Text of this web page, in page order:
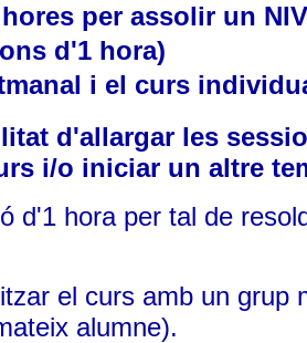
per assolir un
d'1 hora)
i el curs
d'allargar les
i/o iniciar un altre
d'1 hora per tal de
el curs amb un grup
alumne).